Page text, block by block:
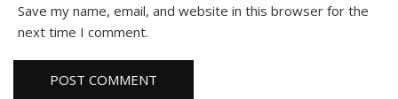
Save my name, email, and website in this browser for the
next time I comment.